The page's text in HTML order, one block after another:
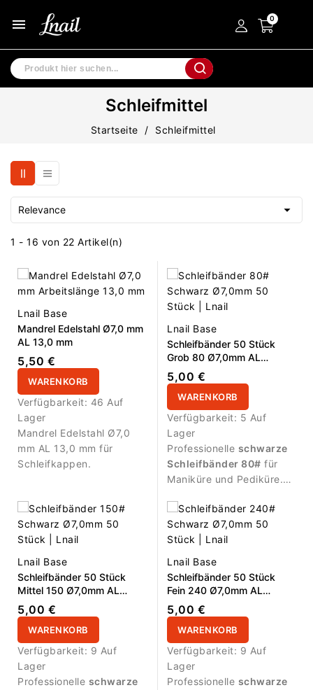
menu
Schleifmittel
Startseite Schleifmittel
Relevance 
1 - 16 von 22 Artikel(n)
Lnail Base
Mandrel Edelstahl Ø7,0 mm
AL 13,0 mm
5,50 €
WARENKORB
Verfügbarkeit: 46 Auf
Lager
Mandrel Edelstahl Ø7,0
mm AL 13,0 mm für
Schleifkappen.
Lnail Base
Schleifbänder 50 Stück
Grob 80 Ø7,0mm AL
13,0mm Schwarz
5,00 €
WARENKORB
Verfügbarkeit: 5 Auf
Lager
Professionelle schwarze
Schleifbänder 80# für
Maniküre und Pediküre.
effizienten
Materialabtrag,
Formgebung und die
Bearbeitung rauer
Bereiche. Durchmesser
Ø7,0mm , Arbeitslänge
Stück. Geeignet für
kompatible Mandrels im
professionellen
Studioeinsatz.
Lnail Base
Schleifbänder 50 Stück
Mittel 150 Ø7,0mm AL
13,0mm Schwarz
5,00 €
WARENKORB
Verfügbarkeit: 9 Auf
Lager
Professionelle schwarze
Lnail Base
Schleifbänder 50 Stück
Fein 240 Ø7,0mm AL
13,0mm Schwarz
5,00 €
WARENKORB
Verfügbarkeit: 9 Auf
Lager
Professionelle schwarze